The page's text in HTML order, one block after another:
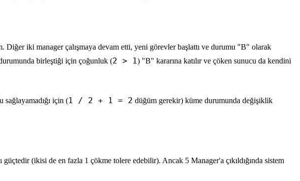
iki manager çalışmaya devam etti, yeni görevler başlattı ve durumu "B" olarak
birleştiği için çoğunluk (2 > 1) "B" kararına katılır ve çöken sunucu da kendini
için (1 / 2 + 1 = 2 düğüm gerekir) küme durumunda değişiklik
güçtedir (ikisi de en fazla 1 çökme tolere edebilir). Ancak 5 Manager'a çıkıldığında sistem